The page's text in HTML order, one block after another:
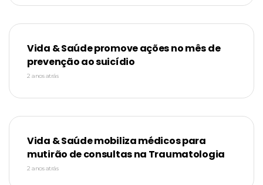
Vida & Saúde promove ações no mês de
prevenção ao suicídio
2 anos atrás
Vida & Saúde mobiliza médicos para
mutirão de consultas na Traumatologia
2 anos atrás